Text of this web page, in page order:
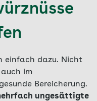
einfach dazu. Nicht
im
Bereicherung.
ungesättigte